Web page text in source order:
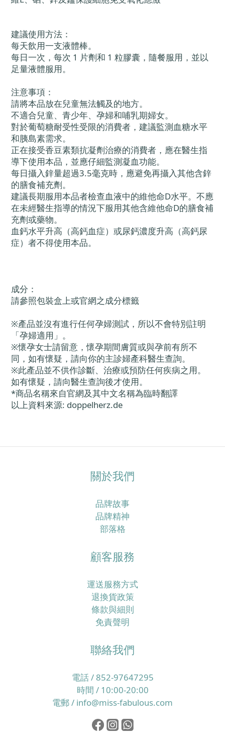
建議使用方法：
每天飲用一支液體棒。
每日一次，每次 1 片劑和 1 粒膠囊，隨餐服用，並以
足量液體服用。
注意事項：
請將本品放在兒童無法觸及的地方。
不適合兒童、青少年、孕婦和哺乳期婦女。
對於葡萄糖耐受性受限的消費者，建議監測血糖水平
和胰島素需求。
正在接受香豆素類抗凝劑治療的消費者，應在醫生指
導下使用本品，並應仔細監測凝血功能。
每日攝入鋅量超過3.5毫克時，應避免再攝入其他含鋅
的膳食補充劑。
建議長期服用本品者檢查血液中的維他命D水平。不應
在未經醫生指導的情況下服用其他含維他命D的膳食補
充劑或藥物。
血鈣水平升高（高鈣血症）或尿鈣濃度升高（高鈣尿
症）者不得使用本品。
成分：
請參照包裝盒上或官網之成分標籤
※產品並沒有進行任何孕婦測試，所以不會特別註明
「孕婦適用」。
※懷孕女士請留意，懷孕期間膚質或與孕前有所不
同，如有懷疑，請向你的主診婦產科醫生查詢。
※此產品並不供作診斷、治療或預防任何疾病之用。
如有懷疑，請向醫生查詢後才使用。
*商品名稱來自官網及其中文名稱為臨時翻譯
以上資料來源: doppelherz.de
關於我們
品牌故事
品牌精神
部落格
顧客服務
運送服務方式
退換貨政策
條款與細則
免責聲明
聯絡我們
電話 / 852-97647295
時間 / 10:00-20:00
電郵 / info@miss-fabulous.com